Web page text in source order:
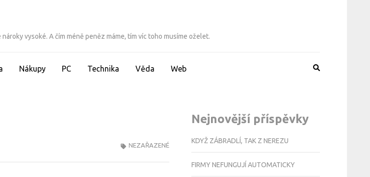
vysoké. A čím méně peněz máme, tím víc toho musíme oželet.
Nákupy PC Technika Věda Web
NEZAŘAZENÉ
Nejnovější příspěvky
KDYŽ ZÁBRADLÍ, TAK Z NEREZU
FIRMY NEFUNGUJÍ AUTOMATICKY